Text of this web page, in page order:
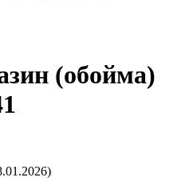
(обойма)